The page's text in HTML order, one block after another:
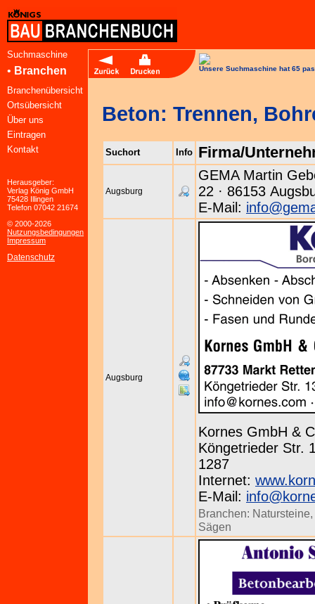
Suchmaschine
• Branchen
Branchenübersicht
Ortsübersicht
Über uns
Eintragen
Kontakt
Herausgeber:
Verlag König GmbH
75428 Illingen
Telefon 07042 21674
© 2000-2026
Nutzungsbedingungen
Impressum
Datenschutz
Unsere Suchmaschine hat 65
Beton: Trennen,
Suchort Info Firma/
Augsburg
GEMA Martin
22 · 86153
E-Mail:
Augsburg
Kornes GmbH &
Köngetrieder Str.
1287
Internet:
E-Mail:
Branchen: Natursteine,
Sägen